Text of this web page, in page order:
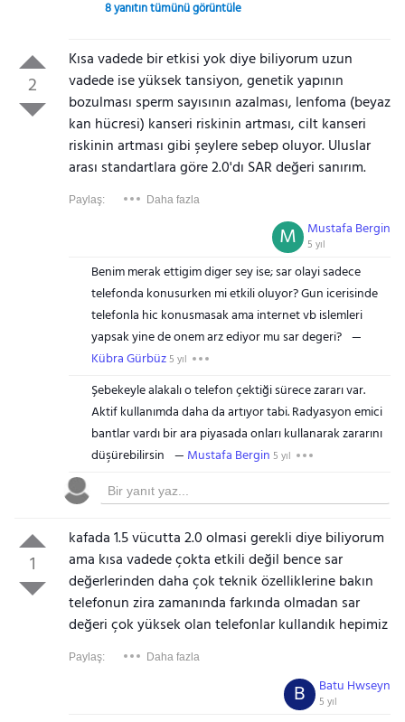
8 yanıtın tümünü görüntüle
2
Kısa vadede bir etkisi yok diye biliyorum uzun
vadede ise yüksek tansiyon, genetik yapının
bozulması sperm sayısının azalması, lenfoma (beyaz
kan hücresi) kanseri riskinin artması, cilt kanseri
riskinin artması gibi şeylere sebep oluyor. Uluslar
arası standartlara göre 2.0'dı SAR değeri sanırım.
Paylaş: Daha fazla
Mustafa Bergin
5 yıl
M
Benim merak ettigim diger sey ise; sar olayi sadece
telefonda konusurken mi etkili oluyor? Gun icerisinde
telefonla hic konusmasak ama internet vb islemleri
yapsak yine de onem arz ediyor mu sar degeri?
Kübra Gürbüz5 yıl
Şebekeyle alakalı o telefon çektiği sürece zararı var.
Aktif kullanımda daha da artıyor tabi. Radyasyon emici
bantlar vardı bir ara piyasada onları kullanarak zararını
düşürebilirsin
Mustafa Bergin 5 yıl
1
kafada 1.5 vücutta 2.0 olmasi gerekli diye biliyorum
ama kısa vadede çokta etkili değil bence sar
değerlerinden daha çok teknik özelliklerine bakın
telefonun zira zamanında farkında olmadan sar
değeri çok yüksek olan telefonlar kullandık hepimiz
Paylaş: Daha fazla
Batu Hwseyn
5 yıl
B